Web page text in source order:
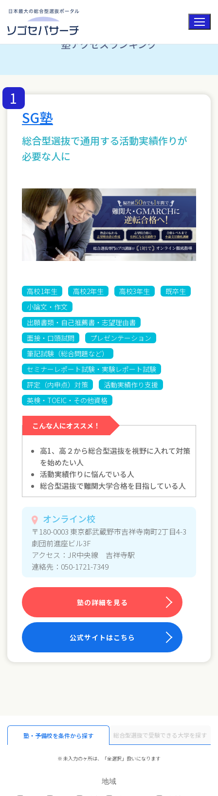
へ
プ
塾アクセスランキング
1
SG塾
総合型選抜で通用する活動実績作りが
必要な人に
高校1年生 高校2年生 高校3年生
既卒生
小論文・作文
出願書類・自己推薦書・志望理由書
面接・口頭試問
プレゼンテーション
筆記試験（総合問題など）
セミナーレポート試験・実験レポート試験
評定（内申点）対策
活動実績作り支援
英検・TOEIC・その他資格
こんな人にオススメ！
高1、高２から総合型選抜を視野に入れて対策
を始めたい人
活動実績作りに悩んでいる人
総合型選抜で難関大学合格を目指している人
オンライン校
〒180-0003 東京都武蔵野市吉祥寺南町2丁目4-3
劇団前進座ビル3F
アクセス：JR中央線 吉祥寺駅
連絡先：050-1721-7349
塾の詳細を見る
公式サイトはこちら
塾・予備校を条件から探す
※ 未入力のヶ所は、「全選択」扱いになります
地域
総合型選抜で受験できる大学を探す